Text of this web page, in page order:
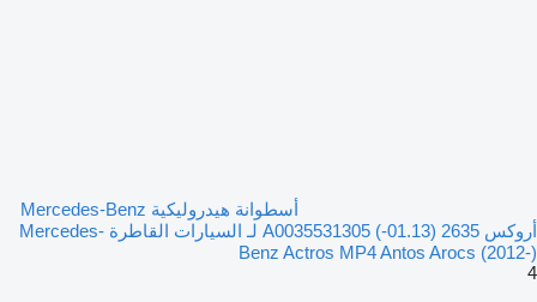
أسطوانة هيدروليكية Mercedes-Benz
أروكس 2635 (01.13-) A0035531305 لـ السيارات القاطرة Mercedes-
Benz Actros MP4 Antos Arocs (2012-)
4